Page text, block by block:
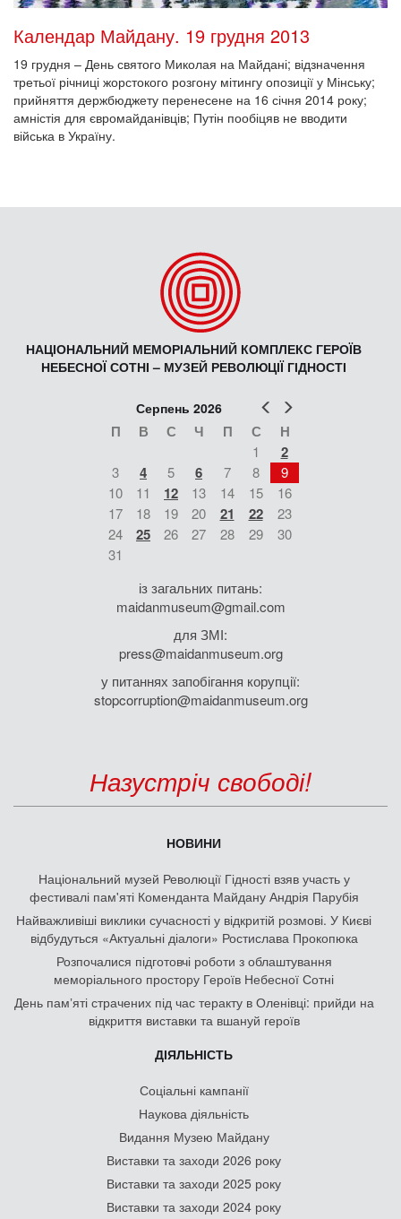
Календар Майдану. 19 грудня 2013
19 грудня – День святого Миколая на Майдані; відзначення
третьої річниці жорстокого розгону мітингу опозиції у Мінську;
прийняття держбюджету перенесене на 16 січня 2014 року;
амністія для євромайданівців; Путін пообіцяв не вводити
війська в Україну.
НАЦІОНАЛЬНИЙ МЕМОРІАЛЬНИЙ КОМПЛЕКС ГЕРОЇВ
НЕБЕСНОЇ СОТНІ – МУЗЕЙ РЕВОЛЮЦІЇ ГІДНОСТІ
Попер
Серпень 2026
П В С Ч П С Н
1 2
3 4 5 6 7 8
9
10
11 12 13 14 15
16
17
18 19 20 21 22
23
24
25 26 27 28 29
30
31
із загальних питань:
maidanmuseum@gmail.com
для ЗМІ:
press@maidanmuseum.org
у питаннях запобігання корупції:
stopcorruption@maidanmuseum.org
Назустріч свободі!
НОВИНИ
Національний музей Революції Гідності взяв участь у
фестивалі пам'яті Коменданта Майдану Андрія Парубія
Найважливіші виклики сучасності у відкритій розмові. У Києві
відбудуться «Актуальні діалоги» Ростислава Прокопюка
Розпочалися підготовчі роботи з облаштування
меморіального простору Героїв Небесної Сотні
День памʼяті страчених під час теракту в Оленівці: прийди на
відкриття виставки та вшануй героїв
ДІЯЛЬНІСТЬ
Соціальні кампанії
Наукова діяльність
Видання Музею Майдану
Виставки та заходи 2026 року
Виставки та заходи 2025 року
Виставки та заходи 2024 року